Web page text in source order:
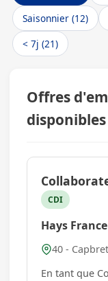
Saisonnier (12)
< 7j (21)
Offres
disponibles
CDI
Hays France
40 -
En tant que